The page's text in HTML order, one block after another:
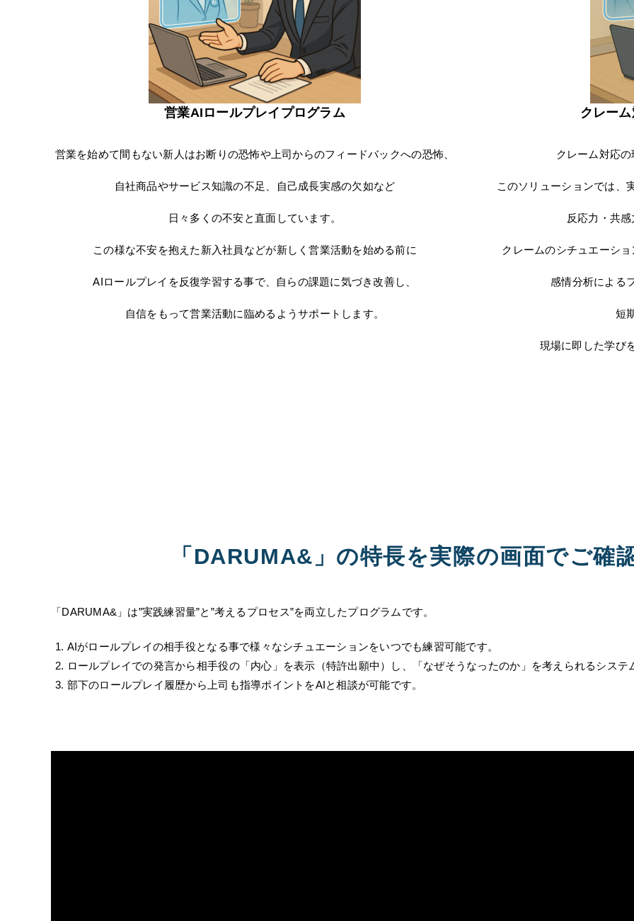
営業AIロールプレイプログラム
営業を始めて間もない新人はお断りの恐怖や上司からのフィードバックへの恐怖、
自社商品やサービス知識の不足、自己成長実感の欠如など
日々多くの不安と直面しています。
この様な不安を抱えた新入社員などが新しく営業活動を始める前に
AIロールプレイを反復学習する事で、自らの課題に気づき改善し、
自信をもって営業活動に臨めるようサポートします。
クレー
クレーム対応
このソリューションでは、
反応力・共
クレームのシチュエーシ
感情分析による
短
現場に即した学び
「DARUMA&」の特長を実際の画面でご確
「DARUMA&」は”実践練習量”と”考えるプロセス”を両立したプログラムです。
AIがロールプレイの相手役となる事で様々なシチュエーションをいつでも練習可能です。
ロールプレイでの発言から相手役の「内心」を表示（特許出願中）し、「なぜそうなったのか」を考えられるシステ
部下のロールプレイ履歴から上司も指導ポイントをAIと相談が可能です。